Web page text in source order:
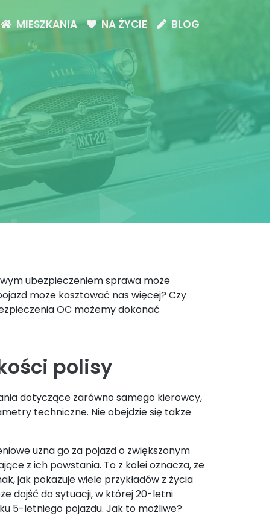
MIESZKANIA NA ŻYCIE BLOG
ubezpieczeniem sprawa może
może kosztować nas więcej? Czy
OC możemy dokonać
polisy
dotyczące zarówno samego kierowcy,
techniczne. Nie obejdzie się także
uzna go za pojazd o zwiększonym
z ich powstania. To z kolei oznacza, że
jak pokazuje wiele przykładów z życia
dojść do sytuacji, w której 20-letni
5-letniego pojazdu. Jak to możliwe?